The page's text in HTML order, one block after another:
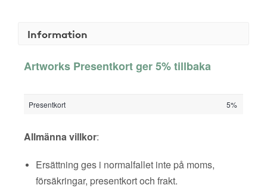
Information
Artworks Presentkort ger 5% tillbaka
Presentkort 5%
Allmänna villkor:
Ersättning ges i normalfallet inte på moms,
försäkringar, presentkort och frakt.